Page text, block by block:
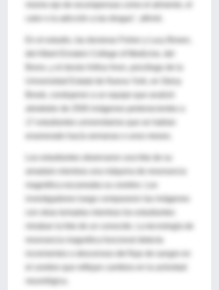
mismo eje de recompensas como el alimento, el
calor o la adicción a las drogas", afirmó.
del Albert Einstein College of Medicine, del
Bronx, y el doctor Arthur Aron, psicólogo de la
Brook, condujeron a un equipo que analizó
alrededor de 2500 imágenes pertenecientes a
amada/o mientras una máquina de resonancia
magnética escaneaba su cerebro. Los
investigadores luego compararon las imágenes
miraban la foto de un conocido. La tecnología de
resonancia magnética funcional detecta
incrementos o descensos del flujo de sangre en
neurológica.